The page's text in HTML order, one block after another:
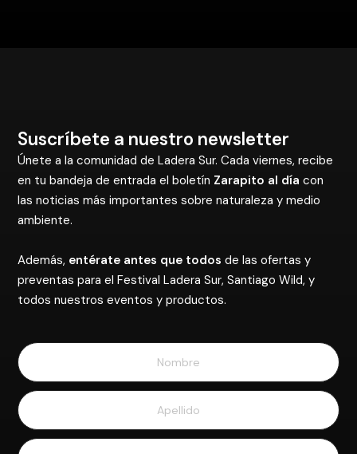
Suscríbete a nuestro newsletter
Únete a la comunidad de Ladera Sur. Cada viernes, recibe
en tu bandeja de entrada el boletín Zarapito al día con
las noticias más importantes sobre naturaleza y medio
ambiente.
Además, entérate antes que todos de las ofertas y
preventas para el Festival Ladera Sur, Santiago Wild, y
todos nuestros eventos y productos.